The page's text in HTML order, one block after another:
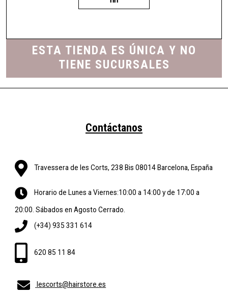
ESTA TIENDA ES ÚNICA Y NO
TIENE SUCURSALES
Contáctanos
Travessera de les Corts, 238 Bis 08014 Barcelona, España
Horario de Lunes a Viernes:10:00 a 14:00 y de 17:00 a
20:00. Sábados en Agosto Cerrado.
(+34) 935 331 614
620 85 11 84
lescorts@hairstore.es